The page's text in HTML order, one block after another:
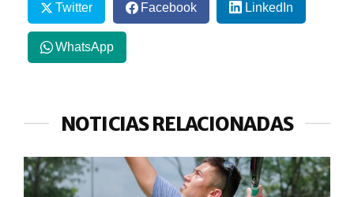
Twitter Facebook LinkedIn
WhatsApp
NOTICIAS RELACIONADAS